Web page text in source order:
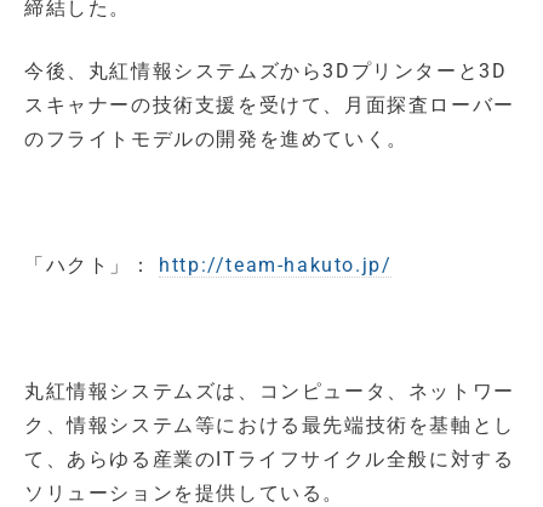
締結した。
今後、丸紅情報システムズから3Dプリンターと3D
スキャナーの技術支援を受けて、月面探査ローバー
のフライトモデルの開発を進めていく。
「ハクト」： http://team-hakuto.jp/
丸紅情報システムズは、コンピュータ、ネットワー
ク、情報システム等における最先端技術を基軸とし
て、あらゆる産業のITライフサイクル全般に対する
ソリューションを提供している。